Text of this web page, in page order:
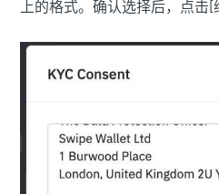
上的格式。确认选择后，点击[